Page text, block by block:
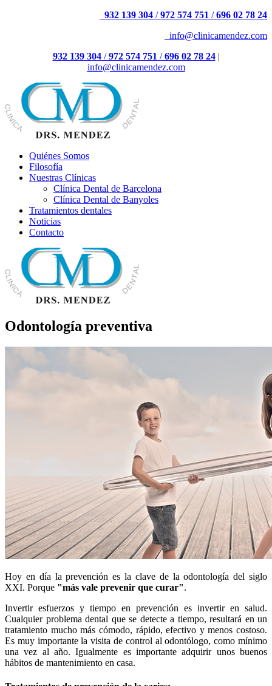
932 139 304 /972 574 751 /696 02 78 24
info@clinicamendez.com
932 139 304/972 574 751 /696 02 78 24|
info@clinicamendez.com
Quiénes Somos
Filosofía
Nuestras Clínicas
Clínica Dental de Barcelona
Clínica Dental de Banyoles
Tratamientos dentales
Noticias
Contacto
Odontología preventiva
Hoy en día la prevención es la clave de la odontología del siglo
XXI. Porque "más vale prevenir que curar".
Invertir esfuerzos y tiempo en prevención es invertir en salud.
Cualquier problema dental que se detecte a tiempo, resultará en un
tratamiento mucho más cómodo, rápido, efectivo y menos costoso.
Es muy importante la visita de control al odontólogo, como mínimo
una vez al año. Igualmente es importante adquirir unos buenos
hábitos de mantenimiento en casa.